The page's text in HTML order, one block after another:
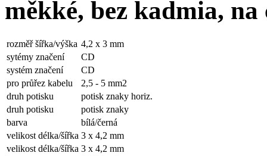
měkké, bez kadmia, na
rozměř šířka/výška 4,2 x 3 mm
sytémy značení
CD
systém značení
CD
pro průřez kabelu
2,5 - 5 mm2
druh potisku
potisk znaky horiz.
druh potisku
potisk znaky
barva
bílá/černá
velikost délka/šířka 3 x 4,2 mm
velikost délka/šířka 3 x 4,2 mm